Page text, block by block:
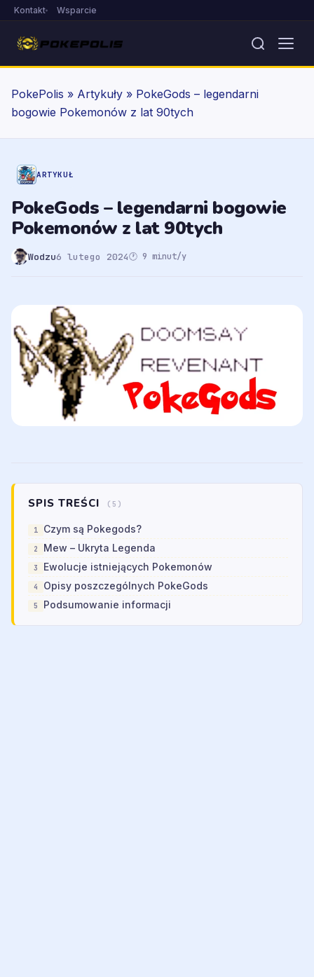
Kontakt Wsparcie
PokePolis » Artykuły » PokeGods – legendarni
bogowie Pokemonów z lat 90tych
ARTYKUŁ
PokeGods – legendarni bogowie
Pokemonów z lat 90tych
Wodzu6 lutego 2024🕐 9 minut/y
SPIS TREŚCI (5)
Czym są Pokegods?
Mew – Ukryta Legenda
Ewolucje istniejących Pokemonów
Opisy poszczególnych PokeGods
Podsumowanie informacji